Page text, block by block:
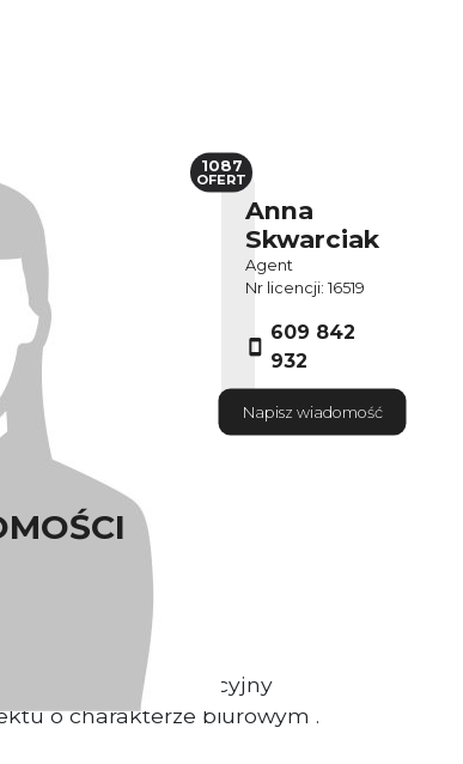
Anna
Skwarciak
Agent
Nr licencji: 16519
609 842
932
Napisz wiadomość
1087
OFERT
nieruchomosci
produkcyjny
o charakterze biurowym .